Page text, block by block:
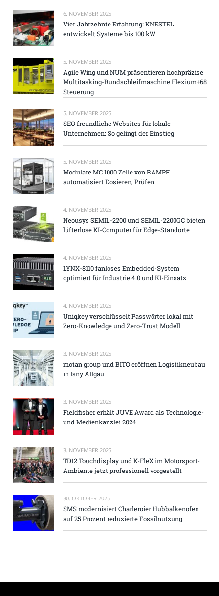
6. NOVEMBER 2025
Vier Jahrzehnte Erfahrung: KNESTEL
entwickelt Systeme bis 100 kW
5. NOVEMBER 2025
Agile Wing und NUM präsentieren hochpräzise
Multitasking-Rundschleifmaschine Flexium+68
Steuerung
5. NOVEMBER 2025
SEO freundliche Websites für lokale
Unternehmen: So gelingt der Einstieg
5. NOVEMBER 2025
Modulare MC 1000 Zelle von RAMPF
automatisiert Dosieren, Prüfen
4. NOVEMBER 2025
Neousys SEMIL-2200 und SEMIL-2200GC bieten
lüfterlose KI-Computer für Edge-Standorte
4. NOVEMBER 2025
LYNX-8110 fanloses Embedded-System
optimiert für Industrie 4.0 und KI-Einsatz
4. NOVEMBER 2025
Uniqkey verschlüsselt Passwörter lokal mit
Zero-Knowledge und Zero-Trust Modell
3. NOVEMBER 2025
motan group und BITO eröffnen Logistikneubau
in Isny Allgäu
3. NOVEMBER 2025
Fieldfisher erhält JUVE Award als Technologie-
und Medienkanzlei 2024
3. NOVEMBER 2025
TD12 Touchdisplay und K-FleX im Motorsport-
Ambiente jetzt professionell vorgestellt
30. OKTOBER 2025
SMS modernisiert Charleroier Hubbalkenofen
auf 25 Prozent reduzierte Fossilnutzung